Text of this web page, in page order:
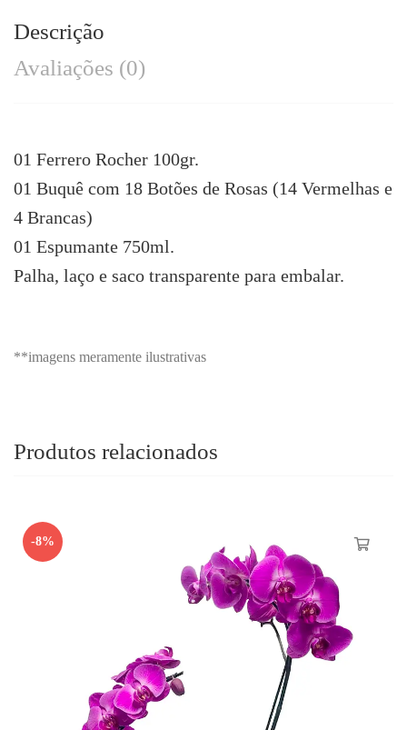
Descrição
Avaliações (0)
01 Ferrero Rocher 100gr.
01 Buquê com 18 Botões de Rosas (14 Vermelhas e
4 Brancas)
01 Espumante 750ml.
Palha, laço e saco transparente para embalar.
**imagens meramente ilustrativas
Produtos relacionados
-8%